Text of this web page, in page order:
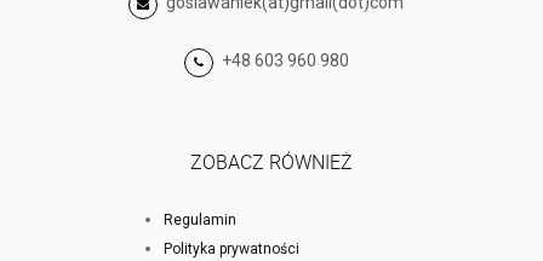
+48 603 960 980
ZOBACZ RÓWNIEŻ
Regulamin
Polityka prywatności